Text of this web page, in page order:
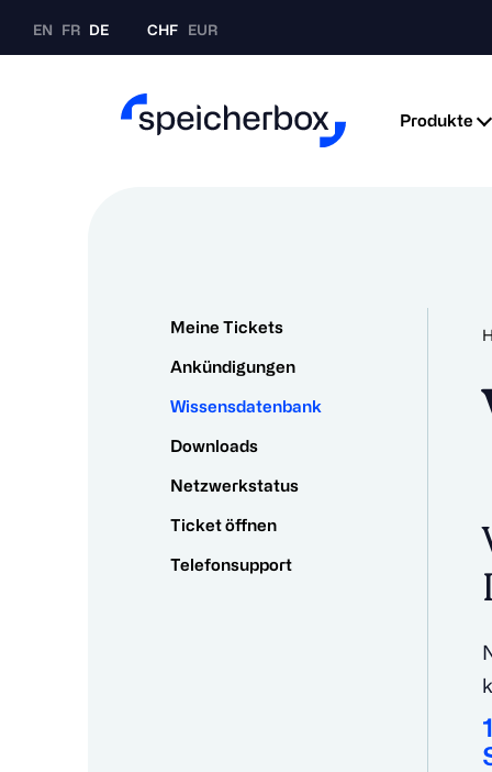
EN FR DE CHF EUR
Produkte
Meine Tickets
Ankündigungen
Wissensdatenbank
Downloads
Netzwerkstatus
Ticket öffnen
Telefonsupport